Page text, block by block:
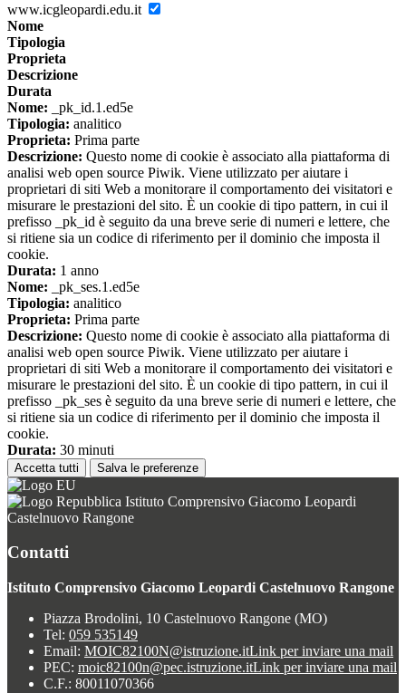
www.icgleopardi.edu.it
Nome
Tipologia
Proprieta
Descrizione
Durata
Nome: _pk_id.1.ed5e
Tipologia: analitico
Proprieta: Prima parte
Descrizione: Questo nome di cookie è associato alla piattaforma di
analisi web open source Piwik. Viene utilizzato per aiutare i
proprietari di siti Web a monitorare il comportamento dei visitatori e
misurare le prestazioni del sito. È un cookie di tipo pattern, in cui il
prefisso _pk_id è seguito da una breve serie di numeri e lettere, che
si ritiene sia un codice di riferimento per il dominio che imposta il
cookie.
Durata: 1 anno
Nome: _pk_ses.1.ed5e
Tipologia: analitico
Proprieta: Prima parte
Descrizione: Questo nome di cookie è associato alla piattaforma di
analisi web open source Piwik. Viene utilizzato per aiutare i
proprietari di siti Web a monitorare il comportamento dei visitatori e
misurare le prestazioni del sito. È un cookie di tipo pattern, in cui il
prefisso _pk_ses è seguito da una breve serie di numeri e lettere, che
si ritiene sia un codice di riferimento per il dominio che imposta il
cookie.
Durata: 30 minuti
Accetta tutti Salva le preferenze
Istituto Comprensivo Giacomo Leopardi
Castelnuovo Rangone
Contatti
Istituto Comprensivo Giacomo Leopardi Castelnuovo Rangone
Piazza Brodolini, 10 Castelnuovo Rangone (MO)
Tel: 059 535149
Email: MOIC82100N@istruzione.itLink per inviare una mail
PEC: moic82100n@pec.istruzione.itLink per inviare una mail
C.F.: 80011070366